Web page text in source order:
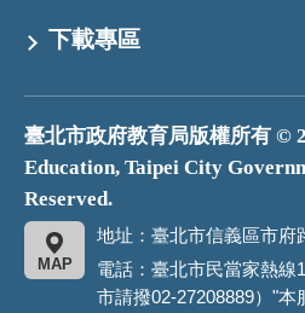
下載專區
臺北市政府教育局版權所有 ©
Education, Taipei City
Reserved.
地址：臺北市信義區市府
MAP
電話：臺北市民當家熱線
市請撥02-27208889）"